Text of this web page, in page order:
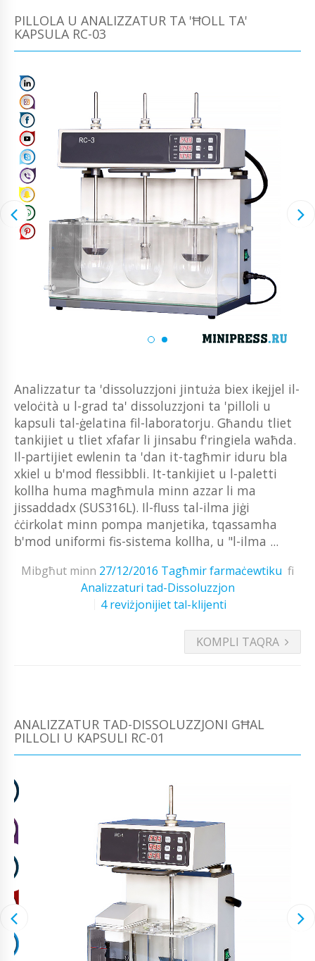
PILLOLA U ANALIZZATUR TA 'ĦOLL TA'
KAPSULA RC-03
Analizzatur ta 'dissoluzzjoni jintuża biex ikejjel il-
veloċità u l-grad ta' dissoluzzjoni ta 'pilloli u
kapsuli tal-ġelatina fil-laboratorju. Għandu tliet
tankijiet u tliet xfafar li jinsabu f'ringiela waħda.
Il-partijiet ewlenin ta 'dan it-tagħmir iduru bla
xkiel u b'mod flessibbli. It-tankijiet u l-paletti
kollha huma magħmula minn azzar li ma
jissaddadx (SUS316L). Il-fluss tal-ilma jiġi
ċċirkolat minn pompa manjetika, tqassamha
b'mod uniformi fis-sistema kollha, u "l-ilma ...
Mibgħut minn 27/12/2016 Tagħmir farmaċewtiku fi
Analizzaturi tad-Dissoluzzjon
4 reviżjonijiet tal-klijenti
KOMPLI TAQRA
ANALIZZATUR TAD-DISSOLUZZJONI GĦAL
PILLOLI U KAPSULI RC-01